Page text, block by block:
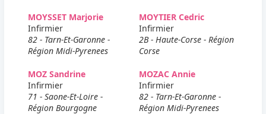
MOYSSET Marjorie
Infirmier
82 - Tarn-Et-Garonne -
Région Midi-Pyrenees
MOYTIER Cedric
Infirmier
2B - Haute-Corse - Région
Corse
MOZ Sandrine
Infirmier
71 - Saone-Et-Loire -
Région Bourgogne
MOZAC Annie
Infirmier
82 - Tarn-Et-Garonne -
Région Midi-Pyrenees